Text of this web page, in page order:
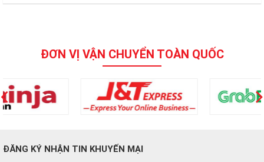
ĐƠN VỊ VẬN CHUYỂN TOÀN QUỐC
ĐĂNG KÝ NHẬN TIN KHUYẾN MẠI